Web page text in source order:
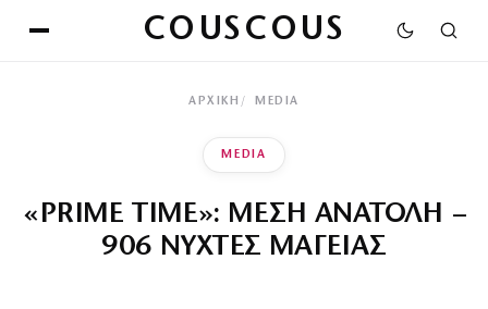
COUSCOUS
ΑΡΧΙΚΉ MEDIA
MEDIA
«PRIME TIME»: ΜΕΣΗ ΑΝΑΤΟΛΗ –
906 ΝΥΧΤΕΣ ΜΑΓΕΙΑΣ